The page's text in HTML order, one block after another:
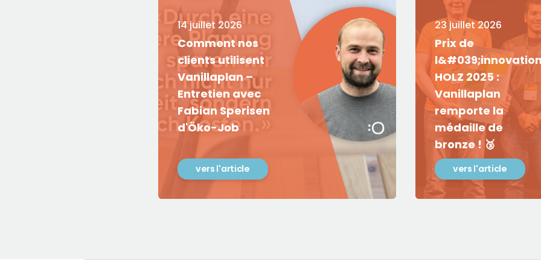
14 juillet 2026
Comment nos
clients utilisent
Vanillaplan –
Entretien avec
Fabian Sperisen
d'Öko-Job
vers l'article
23 juillet 2026
Prix de
HOLZ 2025 :
Vanillaplan
remporte la
médaille de
bronze ! 🥉
vers l'article